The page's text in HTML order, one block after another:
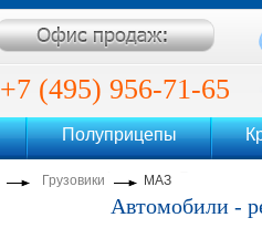
+7 (495) 956-71-65
+7 (495) 956-71-69
Полуприцепы
Грузовики МАЗ
Автомобили -